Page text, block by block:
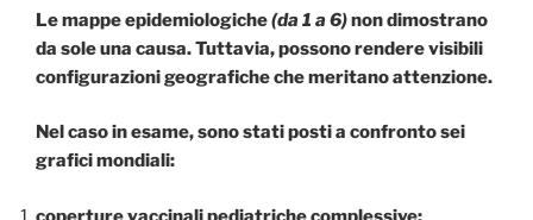
Le mappe epidemiologiche(da 1 a 6)non dimostrano
da sole una causa. Tuttavia, possono rendere visibili
configurazioni geografiche che meritano attenzione.
Nel caso in esame, sono stati posti a confronto sei
grafici mondiali: